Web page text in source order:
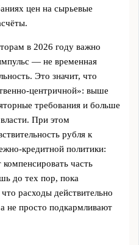
цен на сырьевые
в 2026 году важно
— не временная
Это значит, что
центричной»: выше
требования и больше
При этом
рубля к
кредитной политики:
часть
до тех пор, пока
расходы действительно
не просто подкармливают